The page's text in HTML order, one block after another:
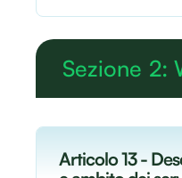
Sezione 2:
Articolo 13 -